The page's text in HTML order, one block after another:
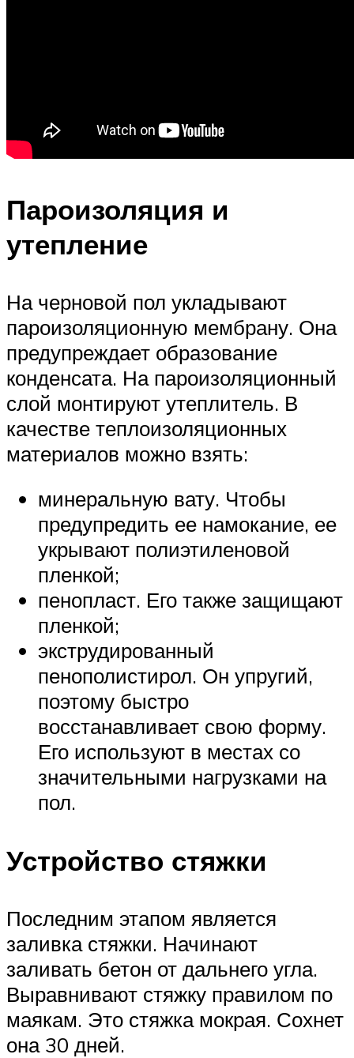
Пароизоляция и
утепление
На черновой пол укладывают
пароизоляционную мембрану. Она
предупреждает образование
конденсата. На пароизоляционный
слой монтируют утеплитель. В
качестве теплоизоляционных
материалов можно взять:
минеральную вату. Чтобы
предупредить ее намокание, ее
укрывают полиэтиленовой
пленкой;
пенопласт. Его также защищают
пленкой;
экструдированный
пенополистирол. Он упругий,
поэтому быстро
восстанавливает свою форму.
Его используют в местах со
значительными нагрузками на
пол.
Устройство стяжки
Последним этапом является
заливка стяжки. Начинают
заливать бетон от дальнего угла.
Выравнивают стяжку правилом по
маякам. Это стяжка мокрая. Сохнет
она 30 дней.